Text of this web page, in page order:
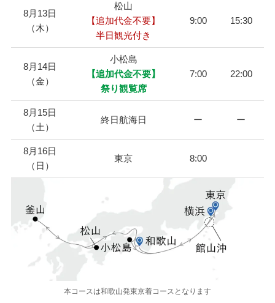
8月13日
（木）
松山
【追加代金不要】
半日観光付き
9:00 15:30
8月14日
（金）
小松島
【追加代金不要】
祭り観覧席
7:00 22:00
8月15日
（土）
終日航海日 ー ー
8月16日
（日）
東京 8:00
本コースは和歌山発東京着コースとなります